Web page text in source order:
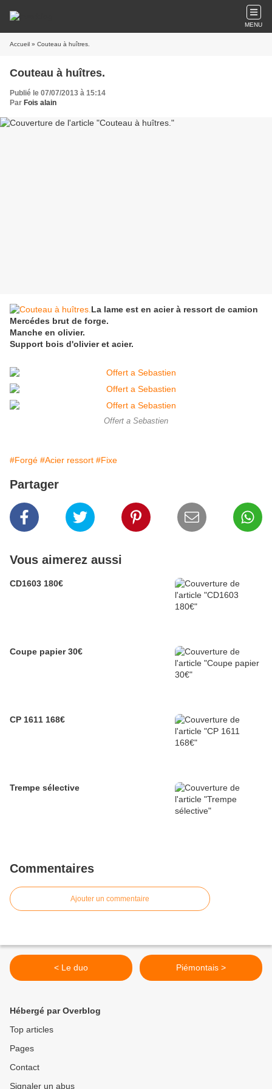
MENU
Accueil » Couteau à huîtres.
Couteau à huîtres.
Publié le 07/07/2013 à 15:14
Par Fois alain
La lame est en acier à ressort de camion
Mercédes brut de forge.
Manche en olivier.
Support bois d'olivier et acier.
Offert a Sebastien
#Forgé #Acier ressort #Fixe
Partager
Vous aimerez aussi
CD1603 180€
Coupe papier 30€
CP 1611 168€
Trempe sélective
Commentaires
Ajouter un commentaire
< Le duo Piémontais >
Hébergé par Overblog
Top articles
Pages
Contact
Signaler un abus